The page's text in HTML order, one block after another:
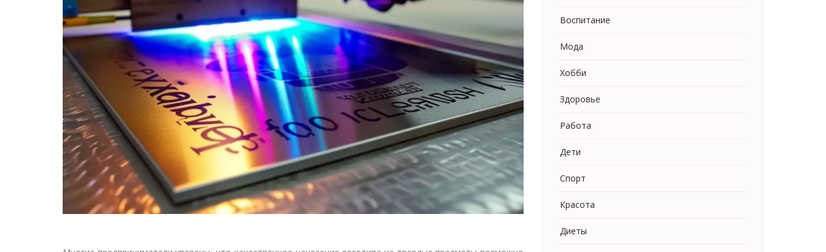
Воспитание
Мода
Хобби
Здоровье
Работа
Дети
Спорт
Красота
Диеты